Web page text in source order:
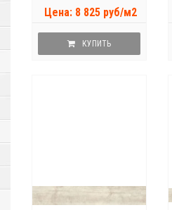
Цена: 8 825 руб/м2
КУПИТЬ